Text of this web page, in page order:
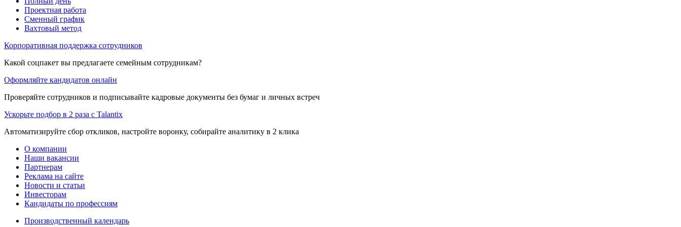
Проектная работа
Сменный график
Вахтовый метод
Корпоративная поддержка сотрудников
Какой соцпакет вы предлагаете семейным сотрудникам?
Оформляйте кандидатов онлайн
Проверяйте сотрудников и подписывайте кадровые документы без бумаг и личных встреч
Ускорьте подбор в 2 раза с Talantix
Автоматизируйте сбор откликов, настройте воронку, собирайте аналитику в 2 клика
О компании
Наши вакансии
Партнерам
Реклама на сайте
Новости и статьи
Инвесторам
Кандидаты по профессиям
Производственный календарь